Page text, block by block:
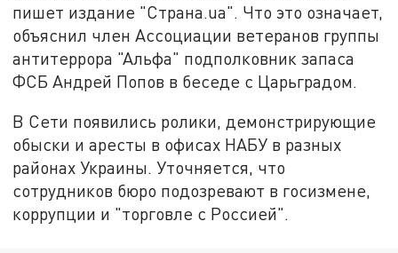
пишет издание "Страна.ua". Что это означает,
объяснил член Ассоциации ветеранов группы
антитеррора "Альфа" подполковник запаса
ФСБ Андрей Попов в беседе с Царьградом.
В Сети появились ролики, демонстрирующие
обыски и аресты в офисах НАБУ в разных
районах Украины. Уточняется, что
сотрудников бюро подозревают в госизмене,
коррупции и "торговле с Россией".